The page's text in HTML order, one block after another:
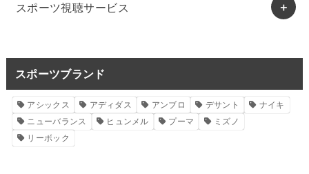
スポーツ視聴サービス
スポーツブランド
アシックス アディダス アンブロ デサント
ナイキ
ニューバランス
ヒュンメル プーマ
ミズノ
リーボック